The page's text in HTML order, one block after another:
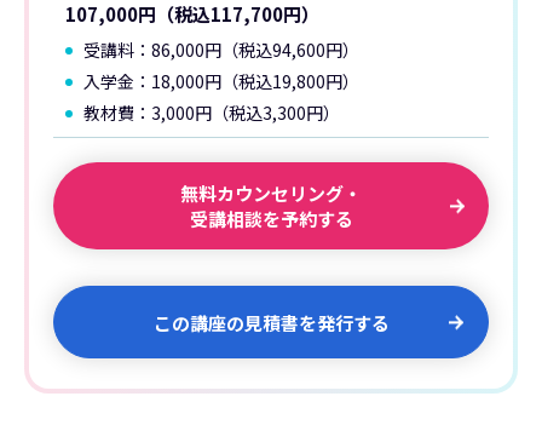
107,000円（税込117,700円）
受講料：86,000円（税込94,600円）
入学金：18,000円（税込19,800円）
教材費：3,000円（税込3,300円）
無料カウンセリング・
受講相談を予約する
この講座の見積書を発行する